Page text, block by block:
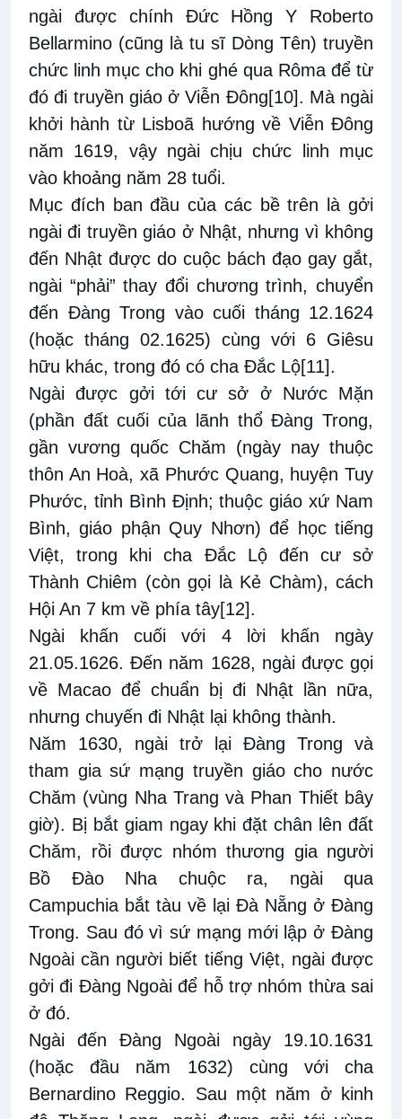
ngài được chính Đức Hồng Y Roberto
Bellarmino (cũng là tu sĩ Dòng Tên) truyền
chức linh mục cho khi ghé qua Rôma để từ
đó đi truyền giáo ở Viễn Đông[10]. Mà ngài
khởi hành từ Lisboã hướng về Viễn Đông
năm 1619, vậy ngài chịu chức linh mục
vào khoảng năm 28 tuổi.
Mục đích ban đầu của các bề trên là gởi
ngài đi truyền giáo ở Nhật, nhưng vì không
đến Nhật được do cuộc bách đạo gay gắt,
ngài “phải” thay đổi chương trình, chuyển
đến Đàng Trong vào cuối tháng 12.1624
(hoặc tháng 02.1625) cùng với 6 Giêsu
hữu khác, trong đó có cha Đắc Lộ[11].
Ngài được gởi tới cư sở ở Nước Mặn
(phần đất cuối của lãnh thổ Đàng Trong,
gần vương quốc Chăm (ngày nay thuộc
thôn An Hoà, xã Phước Quang, huyện Tuy
Phước, tỉnh Bình Định; thuộc giáo xứ Nam
Bình, giáo phận Quy Nhơn) để học tiếng
Việt, trong khi cha Đắc Lộ đến cư sở
Thành Chiêm (còn gọi là Kẻ Chàm), cách
Hội An 7 km về phía tây[12].
Ngài khấn cuối với 4 lời khấn ngày
21.05.1626. Đến năm 1628, ngài được gọi
về Macao để chuẩn bị đi Nhật lần nữa,
nhưng chuyến đi Nhật lại không thành.
Năm 1630, ngài trở lại Đàng Trong và
tham gia sứ mạng truyền giáo cho nước
Chăm (vùng Nha Trang và Phan Thiết bây
giờ). Bị bắt giam ngay khi đặt chân lên đất
Chăm, rồi được nhóm thương gia người
Bồ Đào Nha chuộc ra, ngài qua
Campuchia bắt tàu về lại Đà Nẵng ở Đàng
Trong. Sau đó vì sứ mạng mới lập ở Đàng
Ngoài cần người biết tiếng Việt, ngài được
gởi đi Đàng Ngoài để hỗ trợ nhóm thừa sai
ở đó.
Ngài đến Đàng Ngoài ngày 19.10.1631
(hoặc đầu năm 1632) cùng với cha
Bernardino Reggio. Sau một năm ở kinh